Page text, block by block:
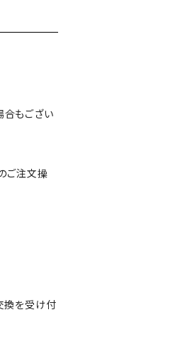
合もござい
ご注文操
換を受け付